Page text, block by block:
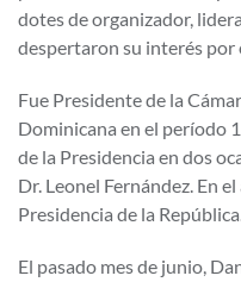
dotes de organizador,
despertaron su interés por
Fue Presidente de la
Dominicana en el período
de la Presidencia en dos
Dr. Leonel Fernández. En
Presidencia de la
El pasado mes de junio,